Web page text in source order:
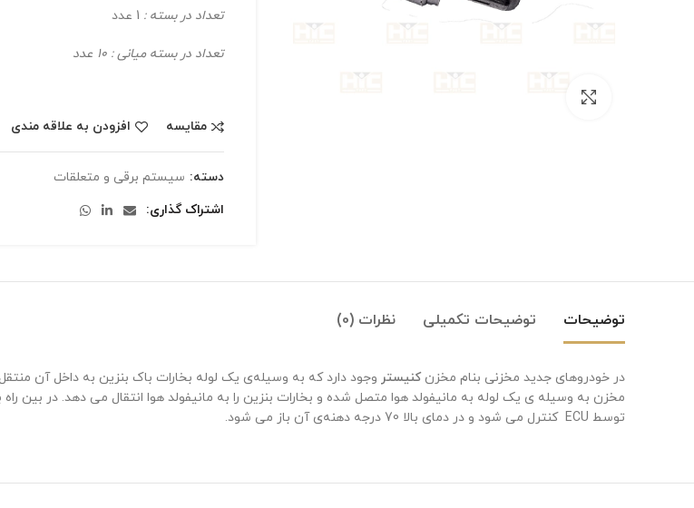
تعداد در بسته :
تعداد در بسته میانی : 10 عدد
مقایسه افزودن به علاقه مندی
دسته: سیستم برقی و متعلقات
اشتراک گذاری
توضیحات توضیحات تکمیلی نظرات (0)
در خودروهای جدید مخزنی بنام مخزنکنیستر وجود دارد که به وسیله‌ی یک لوله بخارات باک بنزین به داخل آن
مخزن به وسیله ی یک لوله به مانیفولد هوا متصل شده و بخارات بنزین را به مانیفولد هوا انتقال می دهد. در بین راه
توسط ECU کنترل می شود و در دمای بالا 70 درجه دهنه‌ی آن باز می شود.